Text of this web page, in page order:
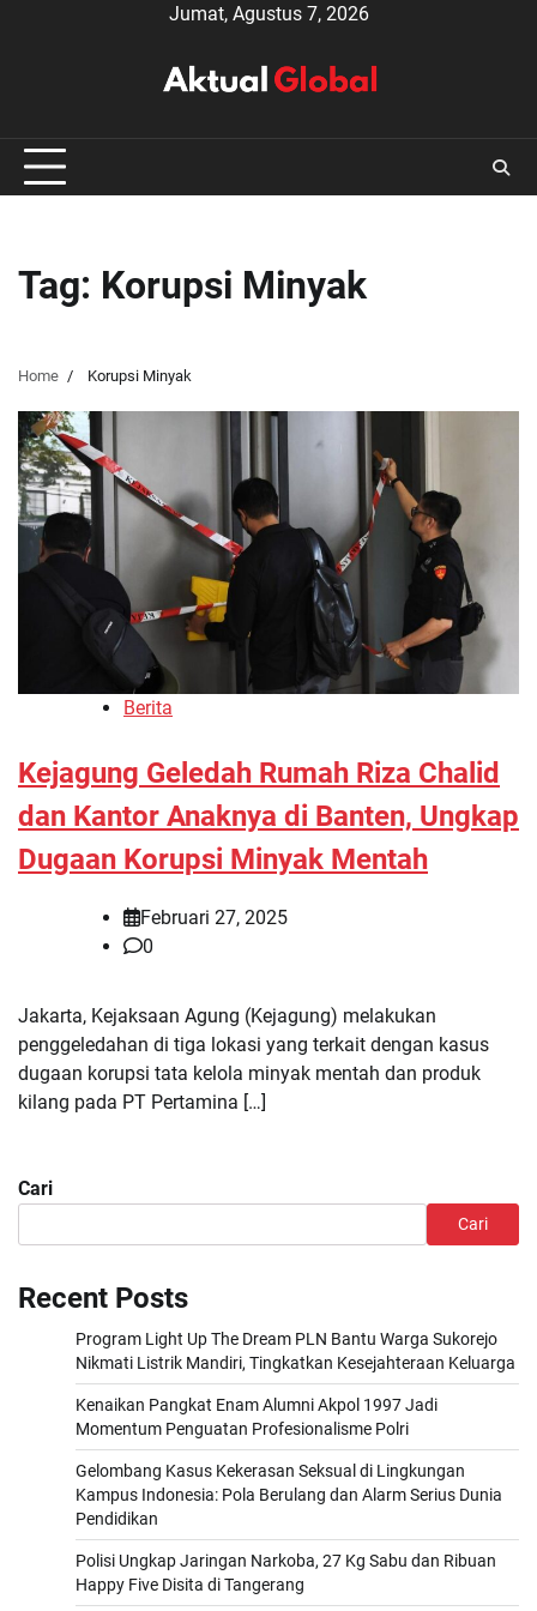
Jumat, Agustus 7, 2026
Tag: Korupsi Minyak
Home Korupsi Minyak
Berita
Kejagung Geledah Rumah Riza Chalid
dan Kantor Anaknya di Banten, Ungkap
Dugaan Korupsi Minyak Mentah
Februari 27, 2025
0
Jakarta, Kejaksaan Agung (Kejagung) melakukan
penggeledahan di tiga lokasi yang terkait dengan kasus
dugaan korupsi tata kelola minyak mentah dan produk
kilang pada PT Pertamina […]
Cari
Cari
Recent Posts
Program Light Up The Dream PLN Bantu Warga Sukorejo
Nikmati Listrik Mandiri, Tingkatkan Kesejahteraan Keluarga
Kenaikan Pangkat Enam Alumni Akpol 1997 Jadi
Momentum Penguatan Profesionalisme Polri
Gelombang Kasus Kekerasan Seksual di Lingkungan
Kampus Indonesia: Pola Berulang dan Alarm Serius Dunia
Pendidikan
Polisi Ungkap Jaringan Narkoba, 27 Kg Sabu dan Ribuan
Happy Five Disita di Tangerang